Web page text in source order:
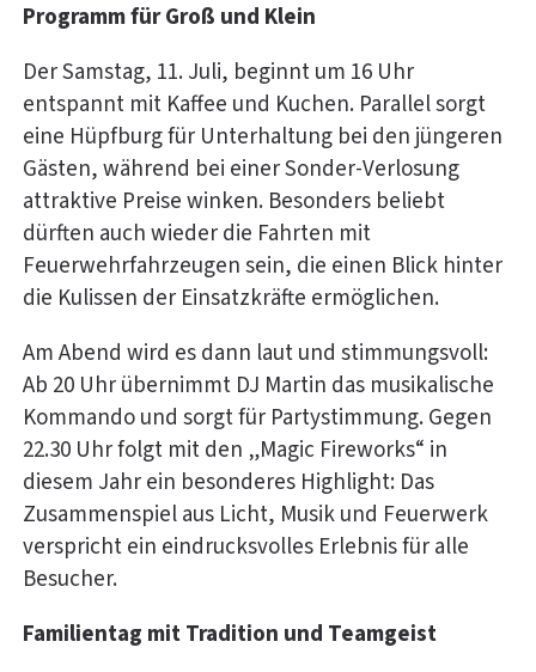
Programm für Groß und Klein
Der Samstag, 11. Juli, beginnt um 16 Uhr
entspannt mit Kaffee und Kuchen. Parallel sorgt
eine Hüpfburg für Unterhaltung bei den jüngeren
Gästen, während bei einer Sonder-Verlosung
attraktive Preise winken. Besonders beliebt
dürften auch wieder die Fahrten mit
Feuerwehrfahrzeugen sein, die einen Blick hinter
die Kulissen der Einsatzkräfte ermöglichen.
Am Abend wird es dann laut und stimmungsvoll:
Ab 20 Uhr übernimmt DJ Martin das musikalische
Kommando und sorgt für Partystimmung. Gegen
22.30 Uhr folgt mit den „Magic Fireworks“ in
diesem Jahr ein besonderes Highlight: Das
Zusammenspiel aus Licht, Musik und Feuerwerk
verspricht ein eindrucksvolles Erlebnis für alle
Besucher.
Familientag mit Tradition und Teamgeist